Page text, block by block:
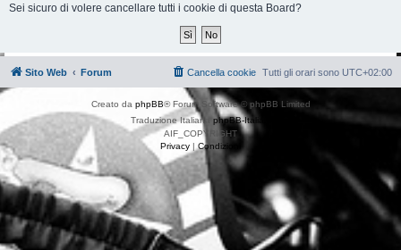
Sei sicuro di volere cancellare tutti i cookie di questa Board?
Sito Web Forum Tutti gli orari sono UTC+02:00
Cancella cookie
Creato da phpBB® Forum Software © phpBB Limited
Traduzione Italiana phpBB-Italia.it
AIF_COPYRIGHT
Privacy | Condizioni